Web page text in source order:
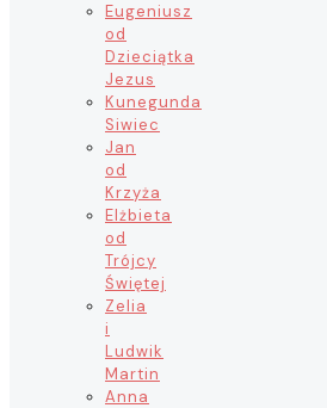
Eugeniusz
od
Dzieciątka
Jezus
Kunegunda
Siwiec
Jan
od
Krzyża
Elżbieta
od
Trójcy
Świętej
Zelia
i
Ludwik
Martin
Anna